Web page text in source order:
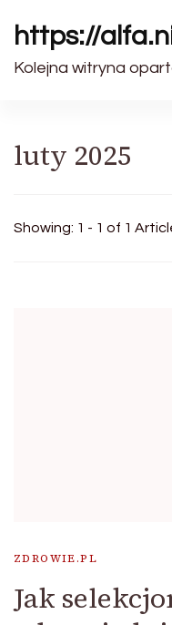
https://
Kolejna witryna
luty 2025
Showing: 1 - 1 of 1
ZDROWIE.PL
Jak